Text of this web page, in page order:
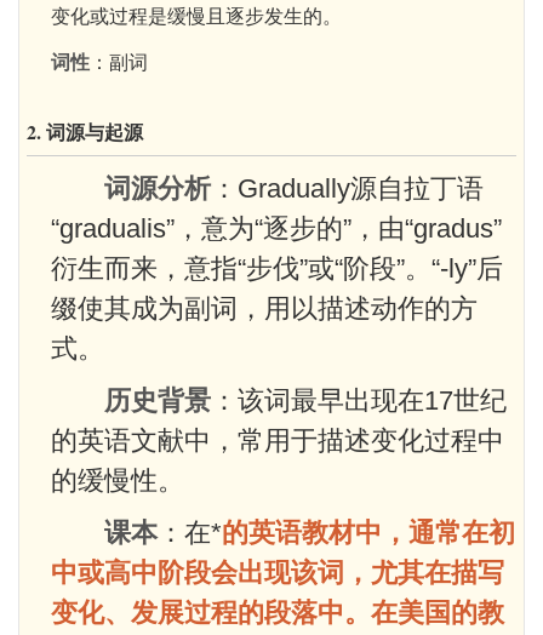
变化或过程是缓慢且逐步发生的。
词性 ：副词
2. 词源与起源
词源分析：Gradually源自拉丁语
“gradualis”，意为“逐步的”，由“gradus”
衍生而来，意指“步伐”或“阶段”。“-ly”后
缀使其成为副词，用以描述动作的方
式。
历史背景 ：该词最早出现在17世纪
的英语文献中，常用于描述变化过程中
的缓慢性。
课本：在*的英语教材中，通常在初
中或高中阶段会出现该词，尤其在描写
变化、发展过程的段落中。在美国的教